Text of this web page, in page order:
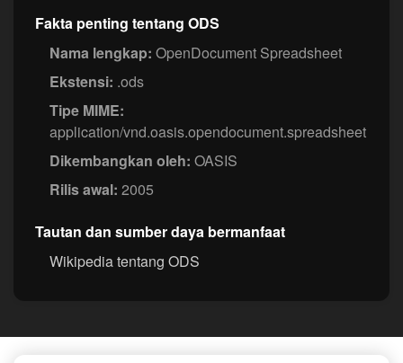
Fakta penting tentang ODS
Nama lengkap: OpenDocument Spreadsheet
Ekstensi: .ods
Tipe MIME:
application/vnd.oasis.opendocument.spreadsheet
Dikembangkan oleh: OASIS
Rilis awal: 2005
Tautan dan sumber daya bermanfaat
Wikipedia tentang ODS